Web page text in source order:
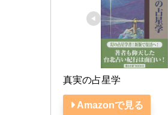
真実の占星学
Amazonで見る